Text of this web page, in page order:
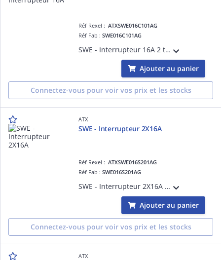
Réf Rexel :ATXSWE016C101AG
Réf Fab :SWE016C101AG
SWE - Interrupteur 16A 2 trous lisses pour PE M20 en partie inférieure.
Ajouter au panier
Connectez-vous pour voir vos prix et les stocks
ATX
SWE - Interrupteur 2X16A
Réf Rexel :ATXSWE016S201AG
Réf Fab :SWE016S201AG
SWE - Interrupteur 2X16A 2 trous lisses pour PE M20 en partie inférieure.
Ajouter au panier
Connectez-vous pour voir vos prix et les stocks
ATX